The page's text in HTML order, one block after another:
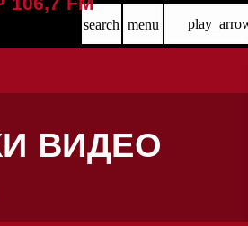
search menu
ВИДЕО